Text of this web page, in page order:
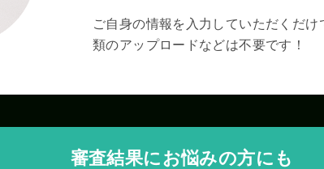
ご自身の情報を入力していただくだ
類のアップロードなどは不要です！
審査結果にお悩みの方にも